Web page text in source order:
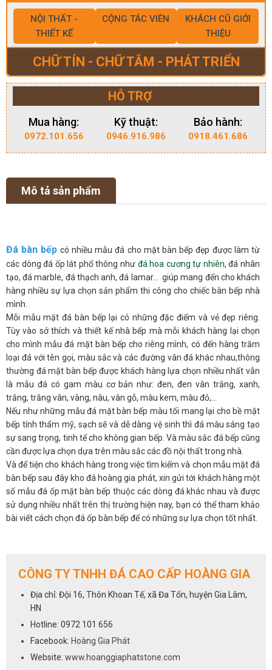
NỘI THẤT -
THIẾT KẾ
CỘNG TÁC VIÊN
KHÁCH CŨ GIỚI
THIỆU
CHỮ TÍN - CHỮ TÂM - PHÁT TRIỂN
HỖ TRỢ
Mua hàng:
0972.101.656
Kỹ thuật:
0946.916.986
Bảo hành:
0918.461.686
Mô tả sản phẩm
Đá bàn bếp có nhiều mẫu đá cho mặt bàn bếp đẹp được làm từ
các dòng đá ốp lát phổ thông như đá hoa cương tự nhiên, đá nhân
tạo, đá marble, đá thạch anh, đá lamar… giúp mang đến cho khách
hàng nhiều sự lựa chọn sản phẩm thi công cho chiếc bàn bếp nhà
mình.
Mỗi mẫu mặt đá bàn bếp lại có những đặc điểm và vẻ đẹp riêng.
Tùy vào sở thích và thiết kế nhà bếp mà mỗi khách hàng lại chọn
cho mình mẫu đá mặt bàn bếp cho riêng mình, có đến hàng trăm
loại đá với tên gọi, màu sắc và các đường vân đá khác nhau,thông
thường đá mặt bàn bếp được khách hàng lựa chọn nhiều nhất vẫn
là mẫu đá có gam màu cơ bản như: đen, đen vân trắng, xanh,
trắng, trắng vân, vàng, nâu, vân gỗ, màu kem, màu đỏ,…
Nếu như những mẫu đá mặt bàn bếp màu tối mang lại cho bề mặt
bếp tính thẩm mỹ, sạch sẽ và dễ dàng vệ sinh thì đá màu sáng tạo
sự sang trọng, tinh tế cho không gian bếp. Và màu sắc đá bếp cũng
cần được lựa chọn dựa trên màu sắc các đồ nội thất trong nhà.
Và để tiện cho khách hàng trong việc tìm kiếm và chọn mẫu mặt đá
bàn bếp sau đây kho đá hoàng gia phát, xin gửi tới khách hàng một
số mẫu đá ốp mặt bàn bếp thuộc các dòng đá khác nhau và được
sử dụng nhiều nhất trên thị trường hiện nay, bạn có thể tham khảo
bài viết cách chọn đá ốp bàn bếp để có những sự lựa chọn tốt nhất.
granite. Đây là dòng đá có nguồn gốc tự nhiên được con người khai
máy móc hiện đại mới tạo thành những tấm đá tự nhiên thành
phẩm có độ bóng và thẩm mỹ cao để phục vụ trong xây dựng.
Đá tự nhiên có rất nhiều màu khác nhau, và màu thường được sử
dụng nhiều nhất để làm đá mặt bàn bếp là đá có màu: xanh, đen,
nâu, vàng, đỏ, cụ thể là đá đen kim sa, đá đen ánh kim, đá xà cừ
CÔNG TY TNHH ĐÁ CAO CẤP HOÀNG GIA
Địa chỉ: Đội 16, Thôn Khoan Tế, xã Đa Tốn, huyện Gia Lâm,
HN
Hotline: 0972 101 656
Facebook: Hoàng Gia Phát
Website: www.hoanggiaphatstone.com